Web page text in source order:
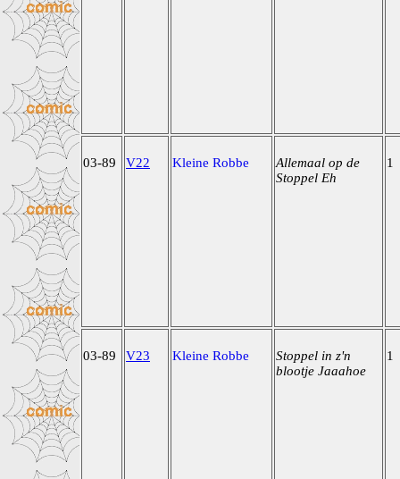
03-89 V22 Kleine Robbe
Allemaal op de
Stoppel Eh
1
03-89 V23 Kleine Robbe
Stoppel in z'n
blootje Jaaahoe
1